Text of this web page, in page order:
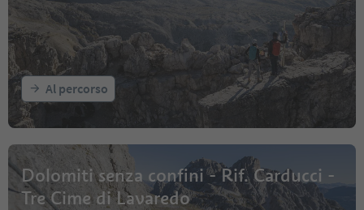
Al percorso
Dolomiti senza confini - Rif. Carducci -
Tre Cime di Lavaredo